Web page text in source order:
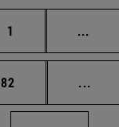
Página
1 ...
Página
82 ...